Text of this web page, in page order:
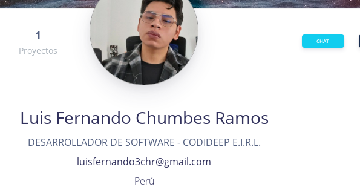
HABILIDADES
LABORAL
RELEVANTES
CHAT
1
Proyectos
Luis Fernando Chumbes Ramos
DESARROLLADOR DE SOFTWARE - CODIDEEP E.I.R.L.
luisfernando3chr@gmail.com
Perú